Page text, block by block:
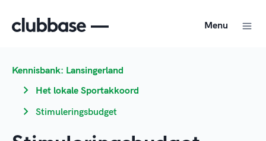
Menu
Kennisbank: Lansingerland
Het lokale Sportakkoord
Stimuleringsbudget